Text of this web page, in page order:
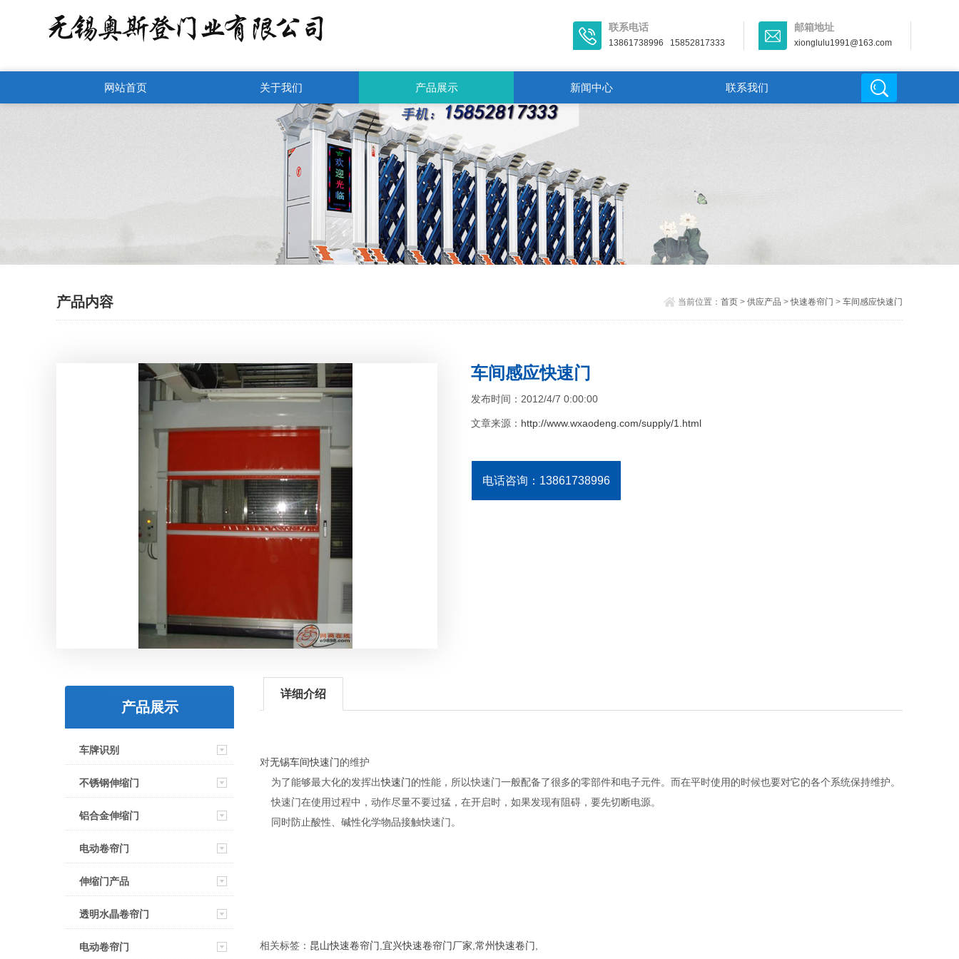
联系电话
13861738996 15852817333
邮箱地址
xionglulu1991@163.com
网站首页 关于我们 产品展示 新闻中心 联系我们
产品内容 当前位置： 首页> 供应产品 >快速卷帘门 > 车间感应快速门
车间感应快速门
发布时间：2012/4/7 0:00:00
文章来源： http://www.wxaodeng.com/supply/1.html
电话咨询：13861738996
产品展示
车牌识别
不锈钢伸缩门
铝合金伸缩门
电动卷帘门
伸缩门产品
透明水晶卷帘门
电动卷帘门
详细介绍
对无锡车间快速门的维护
为了能够最大化的发挥出快速门的性能，所以快速门一般配备了很多的零部件和电子元件。而在平时使用的时候也要对它的各个系统保持维护。
快速门在使用过程中，动作尽量不要过猛，在开启时，如果发现有阻碍，要先切断电源。
同时防止酸性、碱性化学物品接触快速门。
相关标签： 昆山快速卷帘门,宜兴快速卷帘门厂家,常州快速卷门,